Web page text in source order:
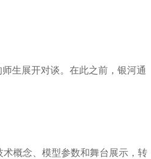
生展开对谈。在此之前，银河通
概念、模型参数和舞台展示，转